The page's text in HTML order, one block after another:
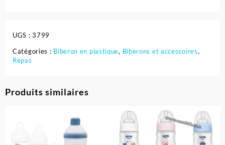
UGS :3799
Catégories : Biberon en plastique, Biberons et accessoires,
Repas
Produits similaires